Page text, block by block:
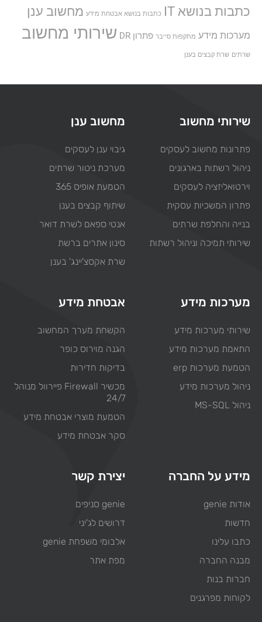
כתבות בנושא IT כתבות בנושא אבטחת מידע מחשוב ענן
מערכות מידע מתקפות סייבר פתרון DR שירותי מחשוב
שרתים שרת קבצים בענן
שירותי מחשוב
פתרונות מחשוב לעסקים
ניהול רשתות בארגונים
וירטואליזציה לעסקים
פתרון המשכיות עסקית
בנייה והחלפת שרתים
שירותי תמיכה וניהול רשתות
מחשוב ענן
גיבוי ענן לעסקים
מערכת ניטור שרתים
הטמעת אופיס 365
שיתוף קבצים בענן
אנטי ספאם לשרת דואר
סינון אתרים ברשת
שרת אקסצ'יינג' בענן
מערכות מידע
שירותי מערכות מידע
התאמת מערכות מידע
הטמעת מערכות erp
ניהול מערכות מידע
ניהול MS-SQL
אבטחת מידע
הקשחת מערך המחשוב
הגנה מוירוס כופר
בדיקות חדירות
מכשיר Firewall פיירוול מנוהל
24/7
הטמעת מוצרי אבטחת מידע
סקר אבטחת מידע
מידע על החברה
אודות genie
חדשות
כתבו עלינו
מבנה החברה
חברות בנות
לקוחות מפרגנים
יצירת קשר
genie סניפים
דרושים לג'יני
אלבומי משפחת genie
מפת אתר